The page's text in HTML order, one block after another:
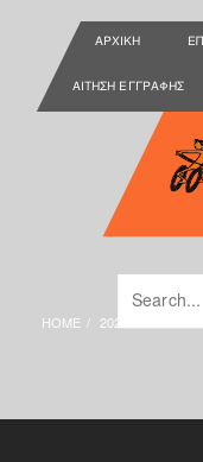
ΑΡΧΙΚΉ
ΑΊΤΗΣΗ ΕΓΓΡΑΦΉΣ
HOME 2026